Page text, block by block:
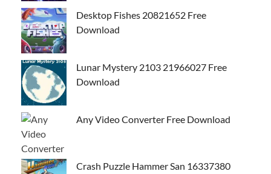
Desktop Fishes 20821652 Free
Download
Lunar Mystery 2103 21966027 Free
Download
Any Video Converter Free Download
Crash Puzzle Hammer San 16337380